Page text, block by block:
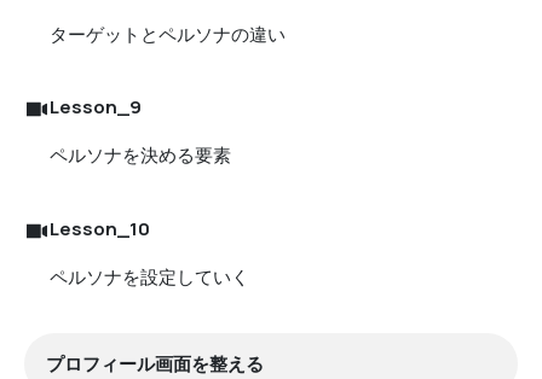
ターゲットとペルソナの違い
Lesson_9
ペルソナを決める要素
Lesson_10
ペルソナを設定していく
プロフィール画面を整える